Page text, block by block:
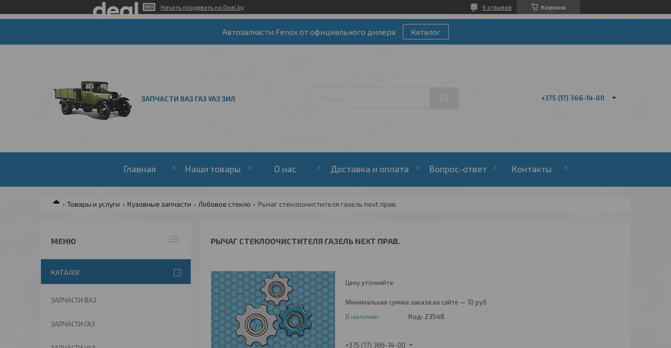
Начать продавать на Deal.by Корзина
9 отзывов
Автозапчасти Fenox от официального дилера Каталог
ЗАПЧАСТИ ВАЗ ГАЗ УАЗ ЗИЛ +375 (17) 366-14-00
Главная Наши товары О нас Доставка и оплата Вопрос-ответ Контакты
Товары и услуги Кузовные запчасти Лобовое стекло Рычаг стеклоочистителя газель next прав.
РЫЧАГ СТЕКЛООЧИСТИТЕЛЯ ГАЗЕЛЬ NEXT ПРАВ.
Цену уточняйте
Минимальная сумма заказа на сайте — 10 руб
В наличии Код: 23548
+375 (17) 366-14-00
КАТАЛОГ
ЗАПЧАСТИ ВАЗ
ЗАПЧАСТИ ГАЗ